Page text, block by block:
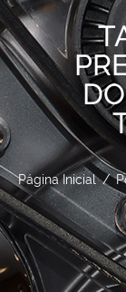
Página Inicial /